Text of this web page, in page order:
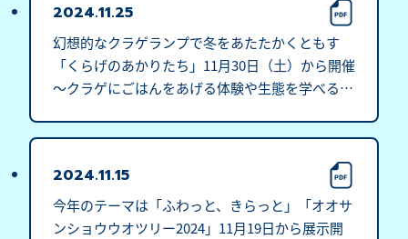
2024.11.25
幻想的なクラゲランプで冬をあたたかくともす
「くらげのあかりたち」11月30日（土）から開催
～クラゲにごはんをあげる体験や生態を学べる特
2024.11.15
今年のテーマは「ふわっと、きらっと」「オオサ
ンショウウオツリー2024」11月19日から展示開